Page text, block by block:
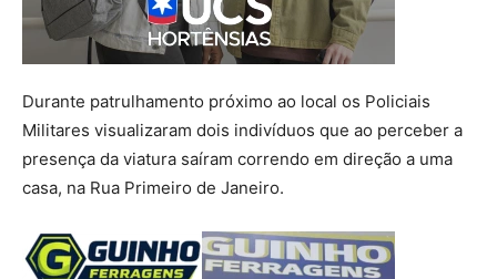
Durante patrulhamento próximo ao local os Policiais
Militares visualizaram dois indivíduos que ao perceber a
presença da viatura saíram correndo em direção a uma
casa, na Rua Primeiro de Janeiro.